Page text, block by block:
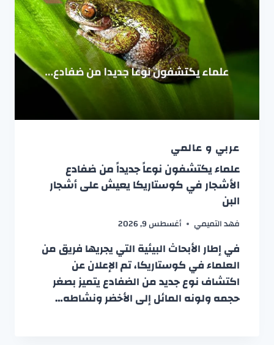
عربي و عالمي
علماء يكتشفون نوعاً جديداً من ضفادع
الأشجار في كوستاريكا يعيش على أشجار
البن
فهد التميمي أغسطس 9, 2026
في إطار الأبحاث البيئية التي يجريها فريق من
العلماء في كوستاريكا، تم الإعلان عن
اكتشاف نوع جديد من الضفادع يتميز بصغر
حجمه ولونه المائل إلى الأخضر ونشاطه…